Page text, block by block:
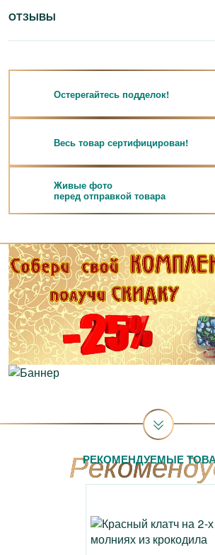
ОТЗЫВЫ
Остерегайтесь подделок!
Весь товар сертифицирован!
Живые фото
перед отправкой товара
РЕКОМЕНДУЕМЫЕ